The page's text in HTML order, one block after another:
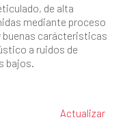
de alta
mediante proceso
buenas carácteristicas
a ruidos de
bajos.